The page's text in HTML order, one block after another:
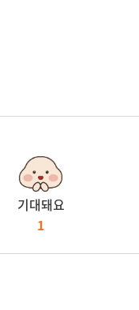
기대돼요
1